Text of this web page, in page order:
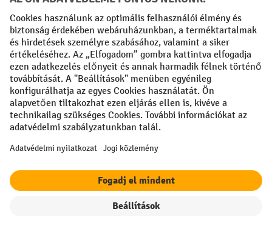
Közösségi Média
Facebook
YouTube
LinkedIn
Instagram
Impresszum ÁSZF Adatvédelmi tájékoztató
Adatvédelmi beállítások
All prices excl. VAT plus shipping costsand possible delivery charges,
if not stated otherwise.